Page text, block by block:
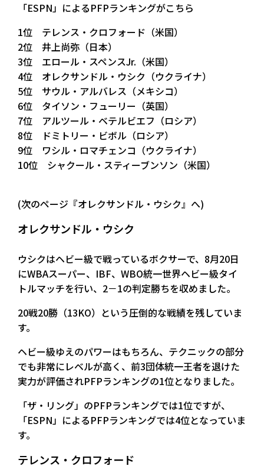
「ESPN」によるPFPランキングがこちら
1位 テレンス・クロフォード（米国）
2位 井上尚弥（日本）
3位 エロール・スペンスJr.（米国）
4位 オレクサンドル・ウシク（ウクライナ）
5位 サウル・アルバレス（メキシコ）
6位 タイソン・フューリー（英国）
7位 アルツール・ベテルビエフ（ロシア）
8位 ドミトリー・ビボル（ロシア）
9位 ワシル・ロマチェンコ（ウクライナ）
10位 シャクール・スティーブンソン（米国）
(次のページ『オレクサンドル・ウシク』へ)
オレクサンドル・ウシク
ウシクはヘビー級で戦っているボクサーで、8月20日
にWBAスーパー、IBF、WBO統一世界ヘビー級タイ
トルマッチを行い、2－1の判定勝ちを収めました。
20戦20勝（13KO）という圧倒的な戦績を残していま
す。
ヘビー級ゆえのパワーはもちろん、テクニックの部分
でも非常にレベルが高く、前3団体統一王者を退けた
実力が評価されPFPランキングの1位となりました。
「ザ・リング」のPFPランキングでは1位ですが、
「ESPN」によるPFPランキングでは4位となっていま
す。
テレンス・クロフォード